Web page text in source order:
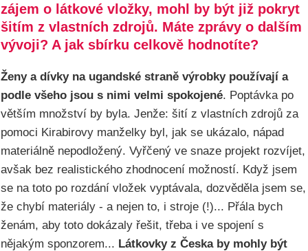
zájem o látkové vložky, mohl by být již pokryt
šitím z vlastních zdrojů. Máte zprávy o dalším
vývoji? A jak sbírku celkově hodnotíte?
Ženy a dívky na ugandské straně výrobky používají a
podle všeho jsou s nimi velmi spokojené. Poptávka po
větším množství by byla. Jenže: šití z vlastních zdrojů za
pomoci Kirabirovy manželky byl, jak se ukázalo, nápad
materiálně nepodložený. Vyřčený ve snaze projekt rozvíjet,
avšak bez realistického zhodnocení možností. Když jsem
se na toto po rozdání vložek vyptávala, dozvěděla jsem se,
že chybí materiály - a nejen to, i stroje (!)... Přála bych
ženám, aby toto dokázaly řešit, třeba i ve spojení s
nějakým sponzorem... Látkovky z Česka by mohly být